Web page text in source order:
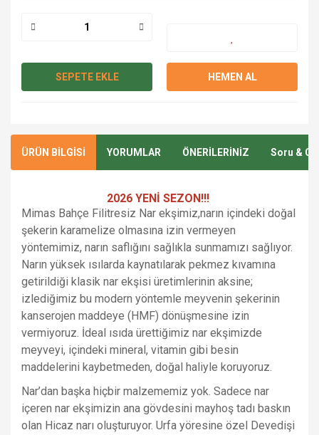
SEPETE EKLE HEMEN AL
ÜRÜN BİLGİSİ YORUMLAR ÖNERİLERİNİZ Soru &
2026 YENİ SEZON!!!
Mimas Bahçe Filitresiz Nar ekşimiz,narın içindeki doğal
şekerin karamelize olmasına izin vermeyen
yöntemimiz, narın saflığını sağlıkla sunmamızı sağlıyor.
Narın yüksek ısılarda kaynatılarak pekmez kıvamına
getirildiği klasik nar ekşisi üretimlerinin aksine;
izlediğimiz bu modern yöntemle meyvenin şekerinin
kanserojen maddeye (HMF) dönüşmesine izin
vermiyoruz. İdeal ısıda ürettiğimiz nar ekşimizde
meyveyi, içindeki mineral, vitamin gibi besin
maddelerini kaybetmeden, doğal haliyle koruyoruz.
Nar’dan başka hiçbir malzememiz yok. Sadece nar
içeren nar ekşimizin ana gövdesini mayhoş tadı baskın
olan Hicaz narı oluşturuyor. Urfa yöresine özel Devedişi